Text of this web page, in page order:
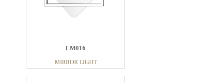
LM016
MIRROR LIGHT